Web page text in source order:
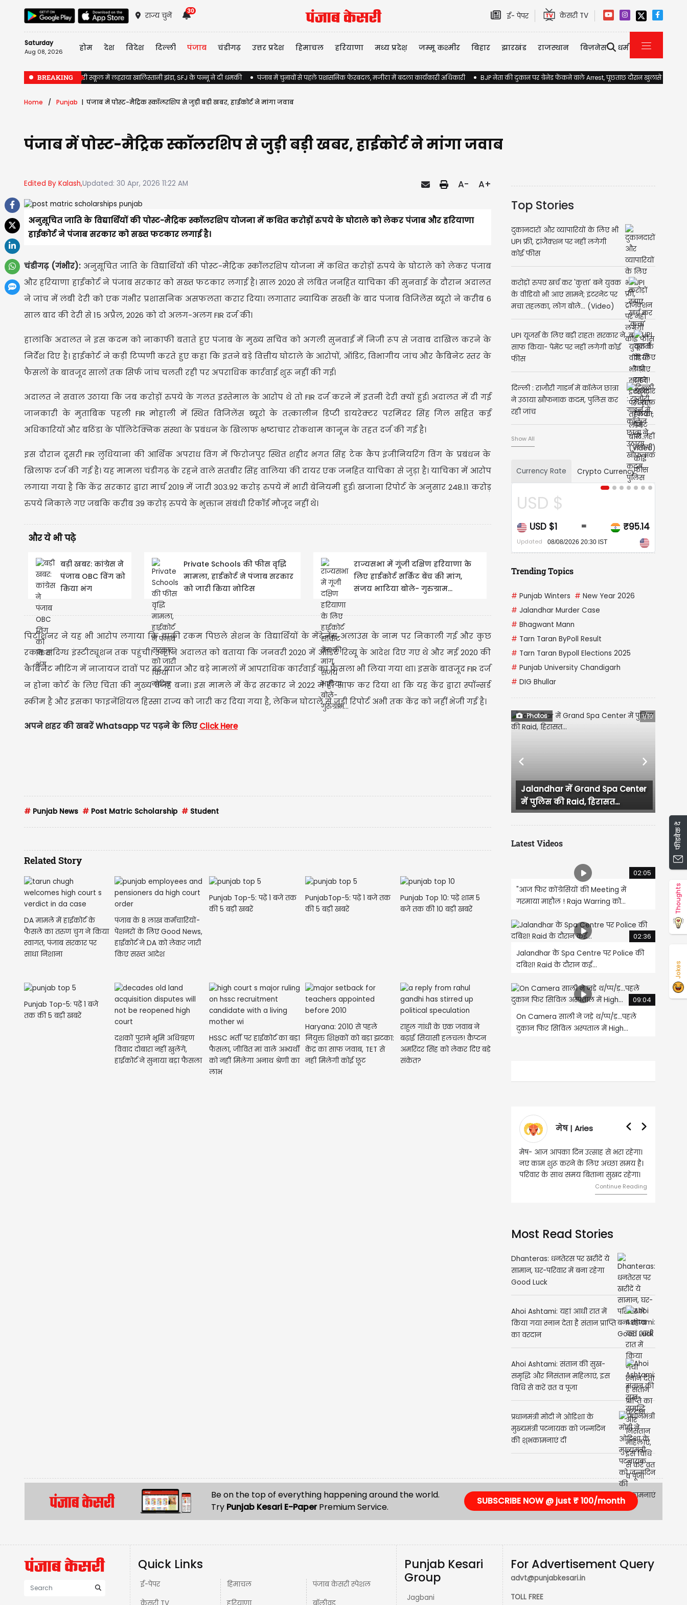
राज्य चुनें
30
ई- पेपर केसरी TV
Saturday
Aug 08, 2026 होम देश विदेश दिल्ली पंजाब चंडीगढ़ उत्तर प्रदेश हिमाचल हरियाणा मध्य प्रदेश़ जम्मू कश्मीर बिहार झारखंड राजस्थान बिज़नेस धर्म
BREAKING
Jalandhar के सरकारी स्कूल में लहराया खालिस्तानी झंडा, SFJ के पन्नू ने दी धमकी पंजाब में चुनावों से पहले प्रशासनिक फेरबदल, मजीठा में बदला कार्यकारी अधिकारी BJP नेता की दुकान पर ग्रेनेड फेंकने वाले Arrest, पूछताछ दौरान खुलासे होने की
Home Punjab पंजाब में पोस्ट-मैट्रिक स्कॉलरशिप से जुड़ी बड़ी खबर, हाईकोर्ट ने मांगा जवाब
पंजाब में पोस्ट-मैट्रिक स्कॉलरशिप से जुड़ी बड़ी खबर, हाईकोर्ट ने मांगा जवाब
Edited By Kalash,Updated: 30 Apr, 2026 11:22 AM A- A+
अनुसूचित जाति के विद्यार्थियों की पोस्ट-मैट्रिक स्कॉलरशिप योजना में कथित करोड़ों रुपये के घोटाले को लेकर पंजाब और हरियाणा
हाईकोर्ट ने पंजाब सरकार को सख्त फटकार लगाई है।
चंडीगढ़ (गंभीर): अनुसूचित जाति के विद्यार्थियों की पोस्ट-मैट्रिक स्कॉलरशिप योजना में कथित करोड़ों रुपये के घोटाले को लेकर पंजाब
और हरियाणा हाईकोर्ट ने पंजाब सरकार को सख्त फटकार लगाई है। साल 2020 से लंबित जनहित याचिका की सुनवाई के दौरान अदालत
ने जांच में लंबी देरी को एक गंभीर प्रशासनिक असफलता करार दिया। लगातार न्यायिक सख्ती के बाद पंजाब विजिलेंस ब्यूरो ने करीब 6
साल बाद की देरी से 15 अप्रैल, 2026 को दो अलग-अलग FIR दर्ज की।
हालांकि अदालत ने इस कदम को नाकाफी बताते हुए पंजाब के मुख्य सचिव को अगली सुनवाई में निजी रूप से जवाब दाखिल करने के
निर्देश दिए है। हाईकोर्ट ने कड़ी टिप्पणी करते हुए कहा कि इतने बड़े वित्तीय घोटाले के आरोपों, ऑडिट, विभागीय जांच और कैबिनेट स्तर के
फैसलों के बावजूद सालों तक सिर्फ जांच चलती रही पर अपराधिक कार्रवाई शुरू नहीं की गई।
अदालत ने सवाल उठाया कि जब करोड़ों रुपये के गलत इस्तेमाल के आरोप थे तो FIR दर्ज करने में इतनी देरी क्यों हुई। अदालत में दी गई
जानकारी के मुताबिक पहली FIR मोहाली में स्थित विजिलेंस ब्यूरो के तत्कालीन डिप्टी डायरेक्टर परमिंदर सिंह गिल सहित कई
अधिकारियों और बठिंडा के पॉलिटेक्निक संस्था के प्रबंधन के खिलाफ भ्रष्टाचार रोकथाम कानून के तहत दर्ज की गई है।
इस दौरान दूसरी FIR लुधियाना की आर्थिक अपराध विंग में फिरोजपुर स्थित शहीद भगत सिंह टेक कैंप इंजीनियरिंग विंग के प्रबंधन के
खिलाफ दर्ज की गई है। यह मामला चंडीगढ़ के रहने वाले सतबीर सिंह वालिया की दायर एक जनहित याचिका से जुड़ा है। याचिका में आरोप
लगाया गया है कि केंद्र सरकार द्वारा मार्च 2019 में जारी 303.92 करोड़ रुपये में भारी बेनियमी हुई। खजाना रिपोर्ट के अनुसार 248.11 करोड़
रुपये निकाले गए जबकि करीब 39 करोड़ रुपये के भुक्तान संबंधी रिकॉर्ड मौजूद नहीं थे।
और ये भी पढ़े
बड़ी खबर: कांग्रेस ने
पंजाब OBC विंग को
किया भंग
Private Schools की फीस वृद्धि
मामला, हाईकोर्ट ने पंजाब सरकार
को जारी किया नोटिस
राज्यसभा में गूंजी दक्षिण हरियाणा के
लिए हाईकोर्ट सर्किट बेंच की मांग,
संजय भाटिया बोले- गुरुग्राम...
पिटीशनर ने यह भी आरोप लगाया कि बाकी रकम पिछले सेशन के विद्यार्थियों के मेंटेनेंस अलाउंस के नाम पर निकाली गई और कुछ
रकम संदिग्ध इंस्टीट्यूशन तक पहुंची। उन्होंने अदालत को बताया कि जनवरी 2020 में ऑडिट रिव्यू के आदेश दिए गए थे और मई 2020 की
कैबिनेट मीटिंग में नाजायज दावों पर दंड ब्याज और बड़े मामलों में आपराधिक कार्रवाई का फैसला भी लिया गया था। इसके बावजूद FIR दर्ज
न होना कोर्ट के लिए चिंता की मुख्य वजह बना। इस मामले में केंद्र सरकार ने 2022 में ही साफ कर दिया था कि यह केंद्र द्वारा स्पॉन्सर्ड
स्कीम है और इसका फाइनेंशियल हिस्सा राज्य को जारी कर दिया गया है, लेकिन घोटाले से जुड़ी रिपोर्ट अभी तक केंद्र को नहीं भेजी गई है।
अपने शहर की खबरें Whatsapp पर पढ़ने के लिएClick Here
# Punjab News # Post Matric Scholarship # Student
Related Story
DA मामले में हाईकोर्ट के
फैसले का तरुण चुग ने किया
स्वागत, पंजाब सरकार पर
साधा निशाना
पंजाब के 8 लाख कर्मचारियों-
पेंशनरों के लिए Good News,
हाईकोर्ट ने DA को लेकर जारी
किए सख्त आदेश
Punjab Top-5: पढ़ें 1 बजे तक
की 5 बड़ी खबरें
PunjabTop-5: पढ़ें 1 बजे तक
की 5 बड़ी खबरें
Punjab Top 10: पढ़ें शाम 5
बजे तक की 10 बड़ी खबरें
Punjab Top-5: पढ़ें 1 बजे
तक की 5 बड़ी खबरें
दशकों पुराने भूमि अधिग्रहण
विवाद दोबारा नहीं खुलेंगे,
हाईकोर्ट ने सुनाया बड़ा फैसला
HSSC भर्ती पर हाईकोर्ट का बड़ा
फैसला, जीवित मां वाले अभ्यर्थी
को नहीं मिलेगा अनाथ श्रेणी का
लाभ
Haryana: 2010 से पहले
नियुक्त शिक्षकों को बड़ा झटका:
केंद्र का साफ जवाब, TET से
नहीं मिलेगी कोई छूट
राहुल गांधी के एक जवाब ने
बढ़ाई सियासी हलचल! कैप्टन
अमरिंदर सिंह को लेकर दिए बड़े
संकेत?
Top Stories
दुकानदारों और व्यापारियों के लिए भी
UPI फ्री, ट्रांजैक्शन पर नहीं लगेगी
कोई फीस
करोड़ों रुपए खर्च कर 'कुत्ता' बने युवक
के वीडियो भी आए सामने; इंटरनेट पर
मचा तहलका, लोग बोले... (Video)
UPI यूजर्स के लिए बड़ी राहत! सरकार ने
साफ किया- पेमेंट पर नहीं लगेगी कोई
फीस
दिल्ली : राजौरी गाडर्न में कॉलेज छात्रा
ने उठाया खौफनाक कदम, पुलिस कर
रही जांच
Show All
Currency Rate Crypto Currency
₹95.14 CAD $1 =
Updated 08/08/2026 20:30 IST
Trending Topics
# Punjab Winters # New Year 2026
# Jalandhar Murder Case
# Bhagwant Mann
# Tarn Taran ByPoll Result
# Tarn Taran Bypoll Elections 2025
# Punjab University Chandigarh
# DIG Bhullar
Photos 1/10
Jalandhar में Grand Spa Center
में पुलिस की Raid, हिरासत...
लुधियाना में कांग्रेस कार्यक्रम
हंगामा, प्रदेश...
Previous Next
Latest Videos
02:05
"आज फिर कोंग्रेसियों की Meeting में
गरमाया माहौल ! Raja Warring को...
02:36
Jalandhar के Spa Centre पर Police की
दबिश! Raid के दौरान कई...
09:04
On Camera साली ने जड़े थ/प्प/ड़...पहले
दुकान फिर सिविल अस्पताल में High...
मेष- आज आपका दिन उत्साह से भरा रहेगा।
नए काम शुरू करने के लिए अच्छा समय है।
परिवार के साथ समय बिताना सुखद रहेगा।
वृषभ | Taurus
वृष- आज का दिन इस राशि के जातकों के
लिए शुभ रहने वाला है। धन और नौकरी के
मामलों में सफलता मिलेगी। मित्रों से
मेलजोल बढ़ेगा। आर्थिक निवेश सोच-
समझकर...
Most Read Stories
Dhanteras: धनतेरस पर खरीदें ये
सामान, घर-परिवार में बना रहेगा
Ahoi Ashtami: यहां आधी रात में
किया गया स्नान देता है संतान प्राप्ति
Ahoi Ashtami: संतान की सुख-
समृद्धि और निसंतान महिलाएं, इस
प्रधानमंत्री मोदी ने ओडिशा के
मुख्यमंत्री पटनायक को जन्मदिन
Be on the top of everything happening around the world.
SUBSCRIBE NOW @ just ₹ 100/month
Quick Links
Punjab Kesari
Group
For Advertisement Query
advt@punjabkesari.in
फीडबैक दें
Thoughts
Jokes